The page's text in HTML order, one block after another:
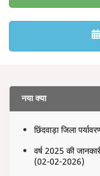
नया क्या
छिंदवाड़ा जिला
वर्ष 2025 की
(02-02-2026)